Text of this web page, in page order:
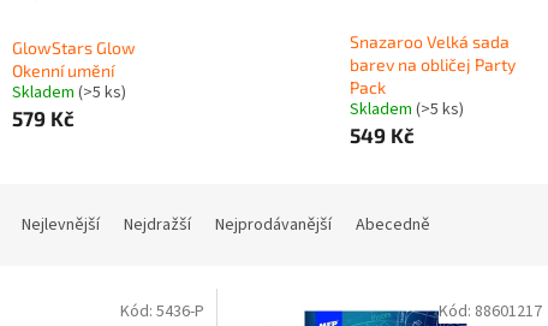
GlowStars Glow
Okenní umění
Skladem (>5 ks)
579 Kč
Snazaroo Velká sada
barev na obličej Party
Pack
Skladem (>5 ks)
549 Kč
Nejlevnější Nejdražší Nejprodávanější Abecedně
Kód: 5436-P Kód: 88601217